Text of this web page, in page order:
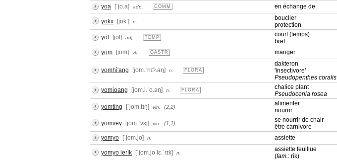
yoa
[ˈjo.a] adp. COMM en échange de
yokx [jokʼ] n.
bouclier
protection
yol
[jol] adj. TEMP
court (temps)
bref
yom
[jom] vtr. GASTR manger
yomhì'ang [jom.ˈhɪʔ.aŋ] n. FLORA
dakteron
'insectivore'
Pseudopenthes coralis
yomioang
[jom.i.ˈo.aŋ] n. FLORA
chalice plant
Pseudocenia rosea
yomtìng
[ˈjom.tɪŋ] vin. (2,2)
alimenter
nourrir
yomvey
[jom.ˈvɛj] vin. (1,1)
se nourrir de chair
être carnivore
yomyo
[ˈjom.jo] n. assiette
yomyo lerìk [ˈjom.jo lɛ.ˈɾɪk] n.
assiette feuillue
(fam.: rìk)